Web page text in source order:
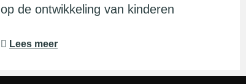
op de ontwikkeling van kinderen
Lees meer